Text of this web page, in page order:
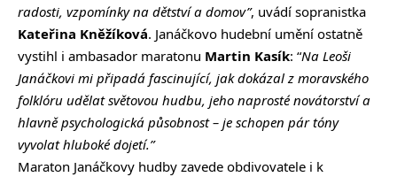
radosti, vzpomínky na dětství a domov”, uvádí sopranistka
Kateřina Kněžíková. Janáčkovo hudební umění ostatně
vystihl i ambasador maratonu Martin Kasík: “Na Leoši
Janáčkovi mi připadá fascinující, jak dokázal z moravského
folklóru udělat světovou hudbu, jeho naprosté novátorství a
hlavně psychologická působnost – je schopen pár tóny
vyvolat hluboké dojetí.”
Maraton Janáčkovy hudby zavede obdivovatele i k